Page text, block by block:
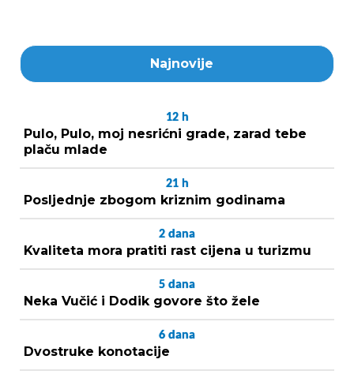
Najnovije
12 h
Pulo, Pulo, moj nesrićni grade, zarad tebe
plaču mlade
21 h
Posljednje zbogom kriznim godinama
2 dana
Kvaliteta mora pratiti rast cijena u turizmu
5 dana
Neka Vučić i Dodik govore što žele
6 dana
Dvostruke konotacije